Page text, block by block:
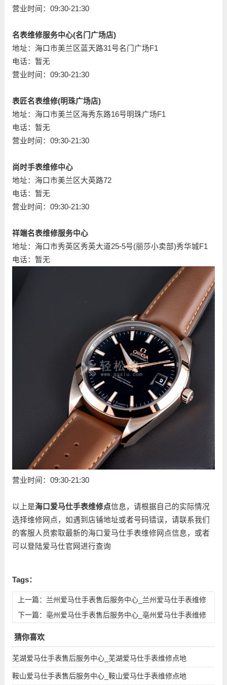
营业时间：09:30-21:30
名表维修服务中心(名门广场店)
地址：海口市美兰区蓝天路31号名门广场F1
电话：暂无
营业时间：09:30-21:30
表匠名表维修(明珠广场店)
地址：海口市美兰区海秀东路16号明珠广场F1
电话：暂无
营业时间：09:30-21:30
尚时手表维修中心
地址：海口市美兰区大英路72
电话：暂无
营业时间：09:30-21:30
祥端名表维修服务中心
地址：海口市秀英区秀英大道25-5号(丽莎小卖部)秀华城F1
电话：暂无
营业时间：09:30-21:30
以上是海口爱马仕手表维修点信息，请根据自己的实际情况
选择维修网点，如遇到店铺地址或者号码错误，请联系我们
的客服人员索取最新的海口爱马仕手表维修网点信息，或者
可以登陆爱马仕官网进行查询
Tags：
上一篇： 兰州爱马仕手表售后服务中心_兰州爱马仕手表维修
点地址查询
下一篇： 亳州爱马仕手表售后服务中心_亳州爱马仕手表维修
猜你喜欢
芜湖爱马仕手表售后服务中心_芜湖爱马仕手表维修点地
鞍山爱马仕手表售后服务中心_鞍山爱马仕手表维修点地